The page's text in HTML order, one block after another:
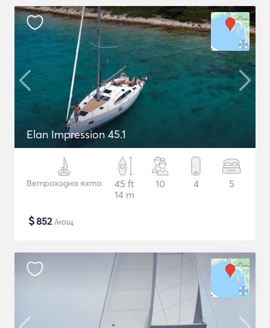
Elan Impression 45.1
Ветроходна яхта
45 ft
14 m
10 4 5
$852/нощ